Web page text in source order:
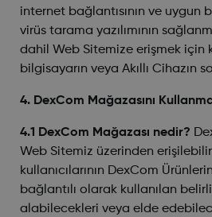
internet bağlantısının ve uygun
virüs tarama yazılımının
dahil Web Sitemize erişmek için
bilgisayarın veya Akıllı Cihazın
4. DexCom Mağazasını
4.1 DexCom Mağazası nedir?
Web Sitemiz üzerinden
kullanıcılarının DexCom
bağlantılı olarak kullanılan
alabilecekleri veya elde